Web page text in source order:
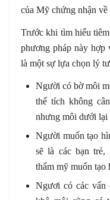
của Mỹ chứng nhận về
Trước khi tìm hiểu
phương pháp này
là một sự lựa chọn lý
Người có bờ môi
thể tích không
nhưng môi dưới lại
Người muốn tạo
sẽ là các bạn
thẩm mỹ muốn
Ngươi có các vấn